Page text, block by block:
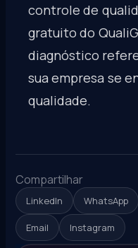
controle de
gratuito do
diagnóstico
sua empresa se
qualidade.
Compartilhar
LinkedIn WhatsApp
Email Instagram